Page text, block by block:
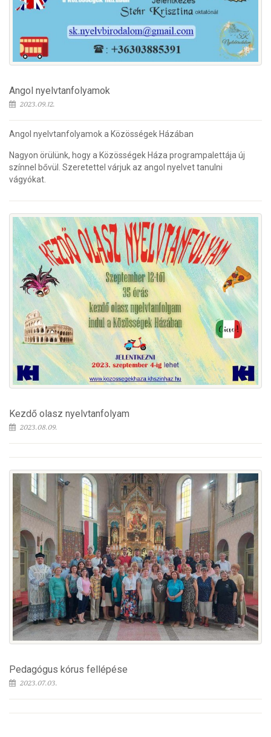
Angol nyelvtanfolyamok
2023.09.12.
Angol nyelvtanfolyamok a Közösségek Házában
Nagyon örülünk, hogy a Közösségek Háza programpalettája új
színnel bővül. Szeretettel várjuk az angol nyelvet tanulni
vágyókat.
Kezdő olasz nyelvtanfolyam
2023.08.09.
Pedagógus kórus fellépése
2023.07.03.